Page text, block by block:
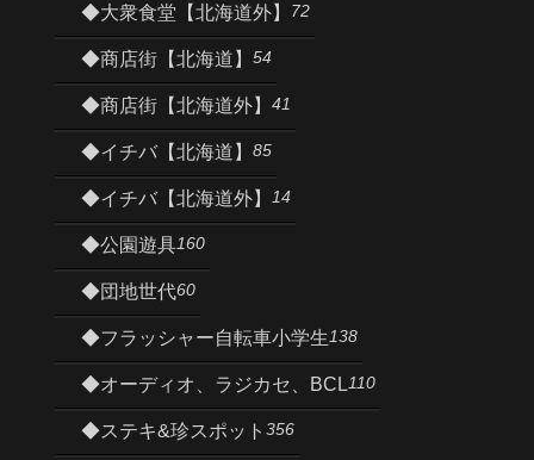
◆大衆食堂【北海道外】 72
◆商店街【北海道】 54
◆商店街【北海道外】 41
◆イチバ【北海道】 85
◆イチバ【北海道外】 14
◆公園遊具160
◆団地世代60
◆フラッシャー自転車小学生138
◆オーディオ、ラジカセ、BCL110
◆ステキ&珍スポット 356